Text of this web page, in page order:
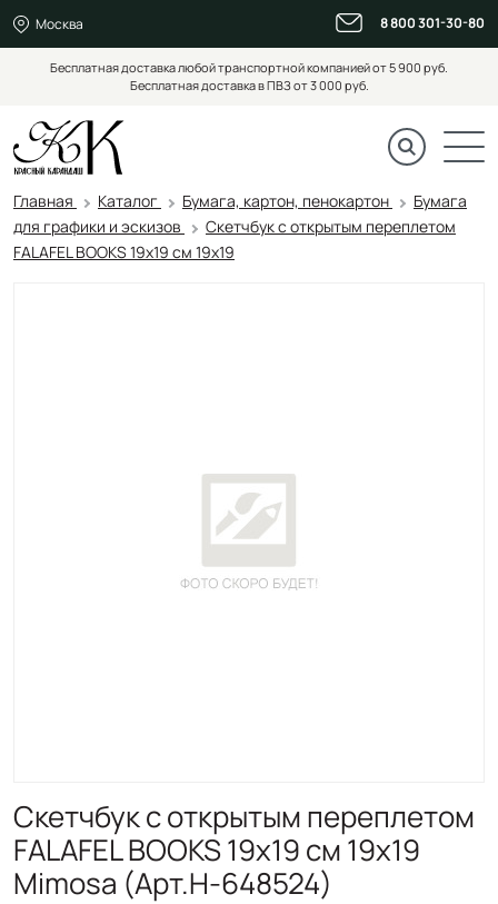
Москва 8 800 301-30-80
Бесплатная доставка любой транспортной компанией от 5 900 руб.
Бесплатная доставка в ПВЗ от 3 000 руб.
Главная Каталог Бумага, картон, пенокартон
Бумага
для графики и эскизов
Скетчбук с открытым переплетом
FALAFEL BOOKS 19х19 см 19х19
Скетчбук с открытым переплетом
FALAFEL BOOKS 19х19 см 19х19
Mimosa (Арт.Н-648524)